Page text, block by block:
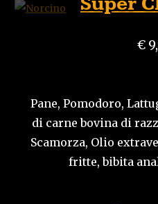
€
Pane, Pomodoro,
di carne bovina di
Scamorza, Olio
fritte, bibita